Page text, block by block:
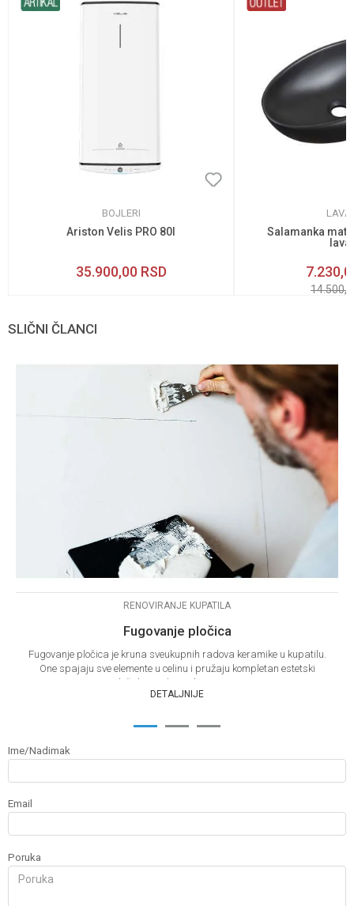
BOJLERI
Ariston Velis PRO 80l
35.900,00 RSD
Salamanka mat
SLIČNI ČLANCI
RENOVIRANJE KUPATILA
Fugovanje pločica
Fugovanje pločica je kruna sveukupnih radova keramike u kupatilu.
One spajaju sve elemente u celinu i pružaju kompletan estetski
doživljaj. Tako mala stvar, ...
DETALJNIJE
1 2 3
Ime/Nadimak
Email
Poruka